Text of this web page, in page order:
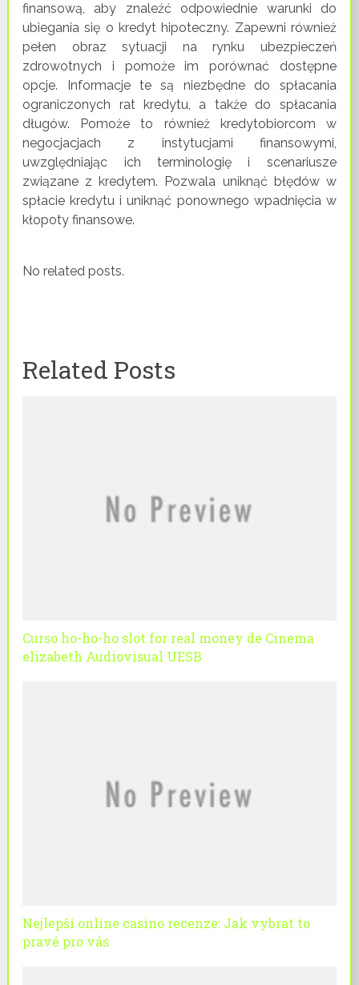
finansową, aby znaleźć odpowiednie warunki do
ubiegania się o kredyt hipoteczny. Zapewni również
pełen obraz sytuacji na rynku ubezpieczeń
zdrowotnych i pomoże im porównać dostępne
opcje. Informacje te są niezbędne do spłacania
ograniczonych rat kredytu, a także do spłacania
długów. Pomoże to również kredytobiorcom w
negocjacjach z instytucjami finansowymi,
uwzględniając ich terminologię i scenariusze
związane z kredytem. Pozwala uniknąć błędów w
spłacie kredytu i uniknąć ponownego wpadnięcia w
kłopoty finansowe.
No related posts.
Related Posts
Curso ho-ho-ho slot for real money de Cinema
elizabeth Audiovisual UESB
Nejlepší online casino recenze: Jak vybrat to
pravé pro vás